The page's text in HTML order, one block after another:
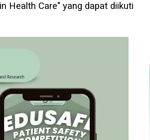
Health Care" yang dapat diikuti